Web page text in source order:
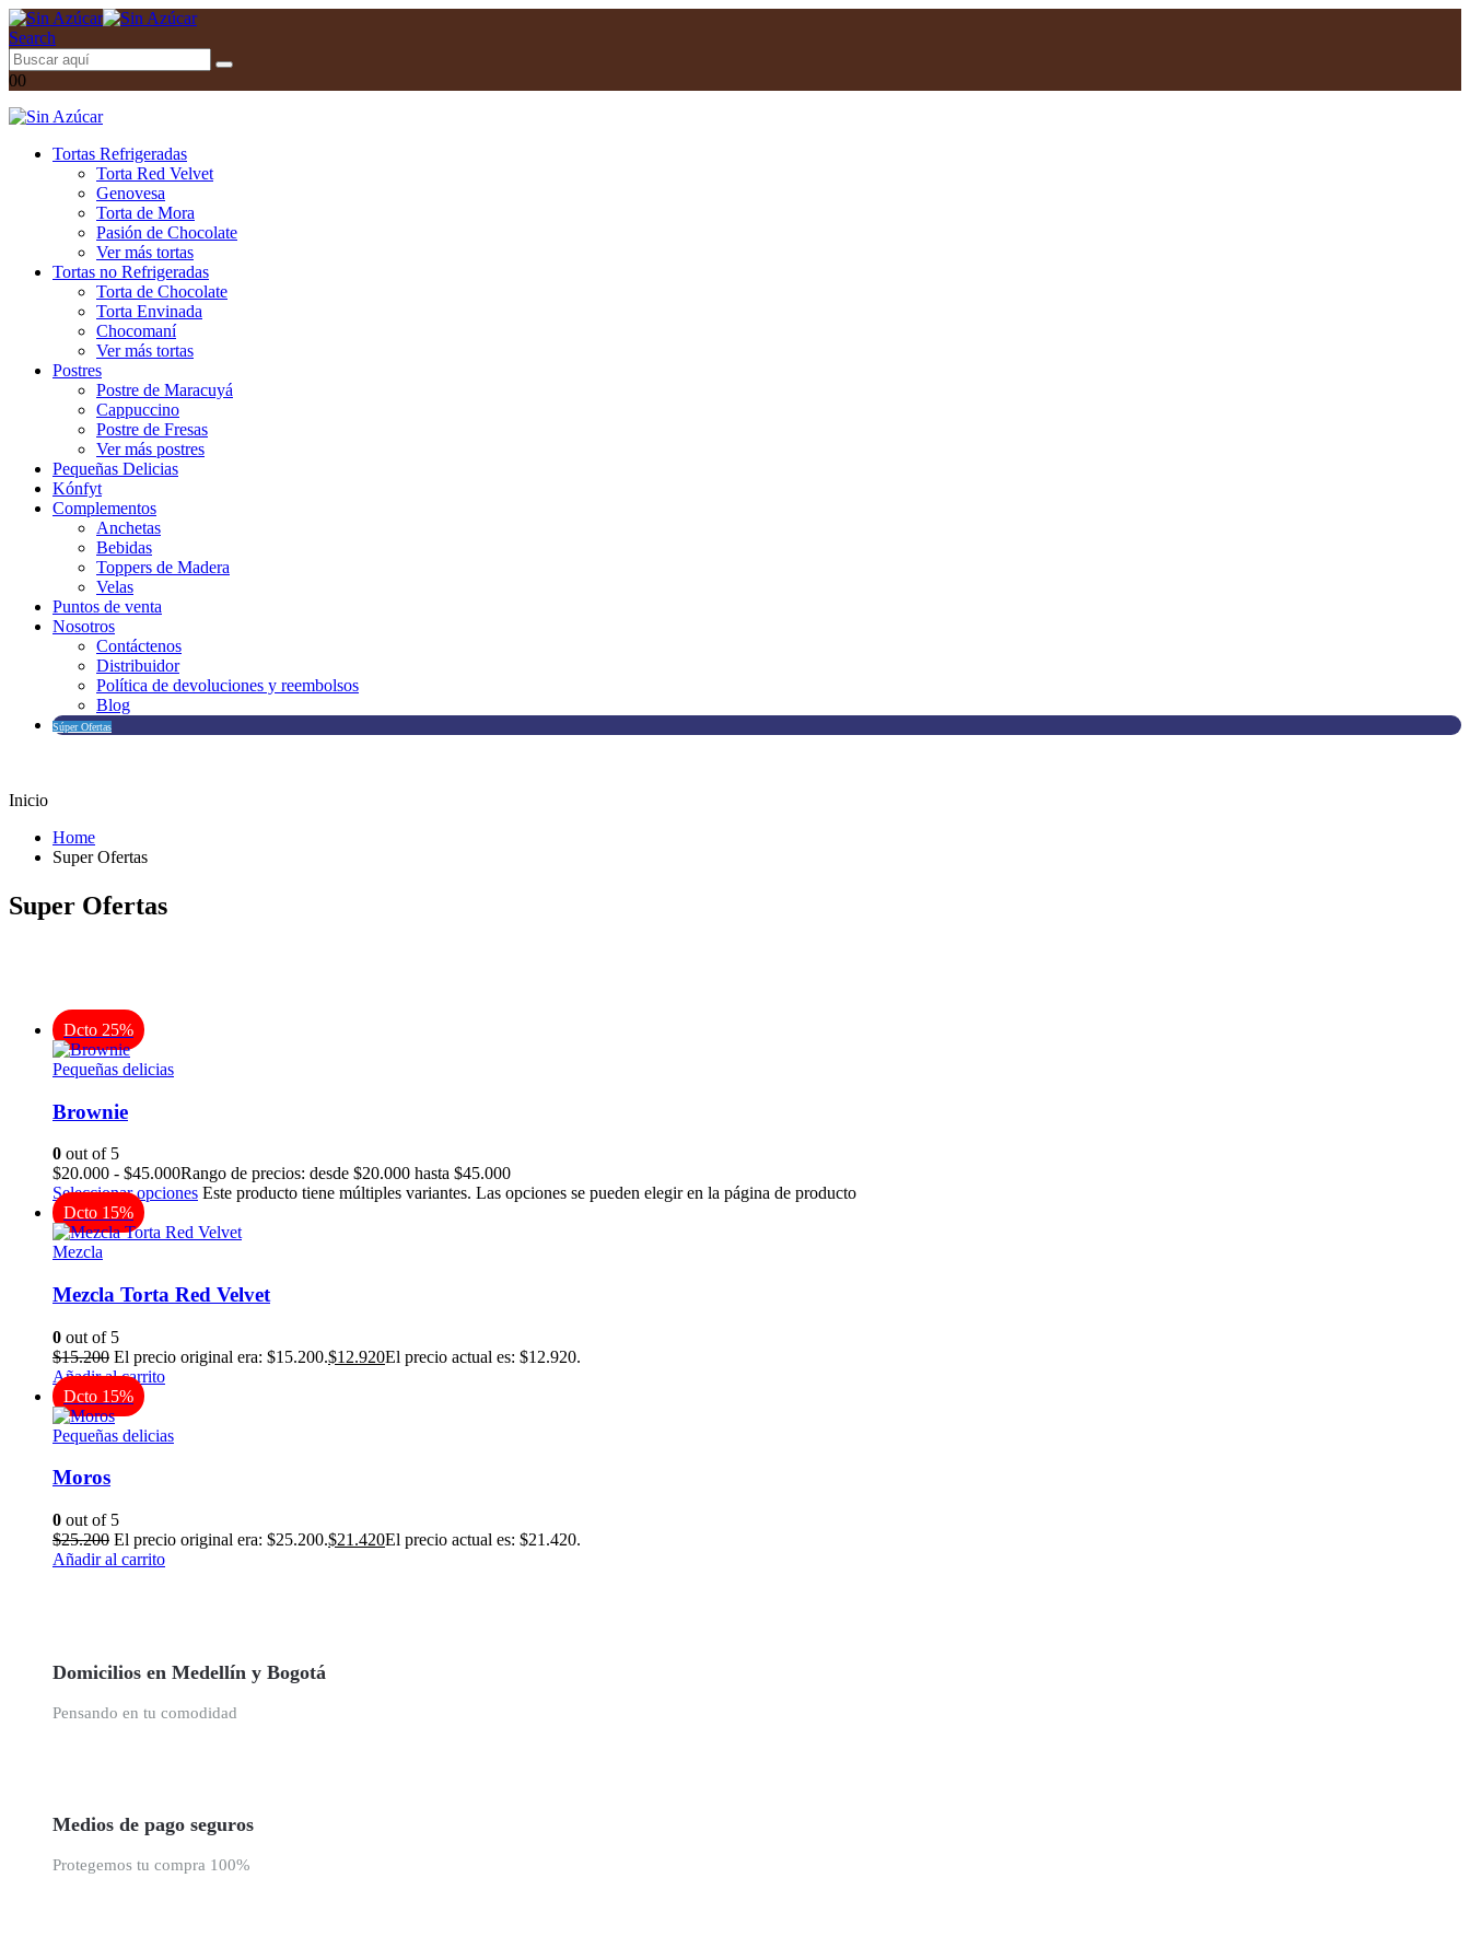
Search
00
Tortas Refrigeradas
Torta Red Velvet
Genovesa
Torta de Mora
Pasión de Chocolate
Ver más tortas
Tortas no Refrigeradas
Torta de Chocolate
Torta Envinada
Chocomaní
Ver más tortas
Postres
Postre de Maracuyá
Cappuccino
Postre de Fresas
Ver más postres
Pequeñas Delicias
Kónfyt
Complementos
Anchetas
Bebidas
Toppers de Madera
Velas
Puntos de venta
Nosotros
Contáctenos
Distribuidor
Política de devoluciones y reembolsos
Blog
Súper Ofertas
Inicio
Home
Super Ofertas
Super Ofertas
Dcto 25%
Pequeñas delicias
Brownie
0 out of 5
$20.000 - $45.000Rango de precios: desde $20.000 hasta $45.000
Seleccionar opciones Este producto tiene múltiples variantes. Las opciones se pueden elegir en la página de producto
Dcto 15%
Mezcla
Mezcla Torta Red Velvet
0 out of 5
$15.200 El precio original era: $15.200.$12.920El precio actual es: $12.920.
Añadir al carrito
Dcto 15%
Pequeñas delicias
Moros
0 out of 5
$25.200 El precio original era: $25.200.$21.420El precio actual es: $21.420.
Añadir al carrito
Domicilios en Medellín y Bogotá
Pensando en tu comodidad
Medios de pago seguros
Protegemos tu compra 100%